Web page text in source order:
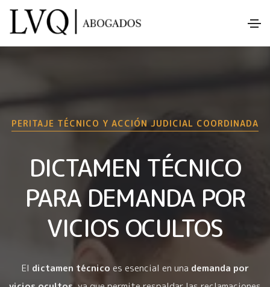
PERITAJE TÉCNICO Y ACCIÓN JUDICIAL COORDINADA
DICTAMEN TÉCNICO
PARA DEMANDA POR
VICIOS OCULTOS
El dictamen técnico es esencial en una demanda por